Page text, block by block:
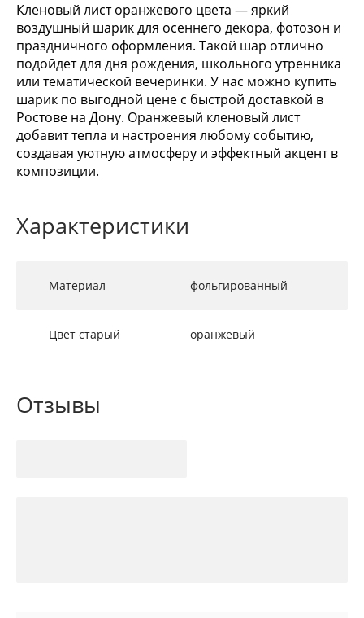
Кленовый лист оранжевого цвета — яркий
воздушный шарик для осеннего декора, фотозон и
праздничного оформления. Такой шар отлично
подойдет для дня рождения, школьного утренника
или тематической вечеринки. У нас можно купить
шарик по выгодной цене с быстрой доставкой в
Ростове на Дону. Оранжевый кленовый лист
добавит тепла и настроения любому событию,
создавая уютную атмосферу и эффектный акцент в
композиции.
Характеристики
Материал фольгированный
Цвет старый оранжевый
Отзывы